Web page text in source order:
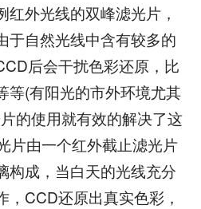
外光线的双峰滤光片，
于自然光线中含有较多的
后会干扰色彩还原，比
等(有阳光的市外环境尤其
的使用就有效的解决了这
片由一个红外截止滤光片
构成，当白天的光线充分
，CCD还原出真实色彩，